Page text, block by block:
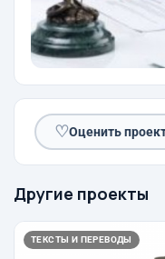
♡Оценить
Другие проекты
ТЕКСТЫ И ПЕРЕВОДЫ